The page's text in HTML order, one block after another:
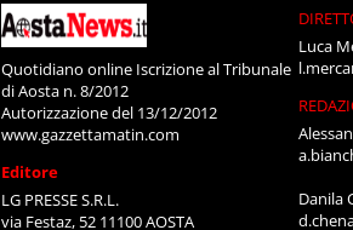
Quotidiano online Iscrizione al Tribunale
di Aosta n. 8/2012
Autorizzazione del 13/12/2012
www.gazzettamatin.com
Editore
LG PRESSE S.R.L.
via Festaz, 52 11100 AOSTA
Luca
Danila